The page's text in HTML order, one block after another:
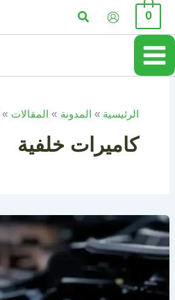
تخطي
المحتوى
0 البحث
الرئيسية المدونة المقالات
كاميرات خلفية